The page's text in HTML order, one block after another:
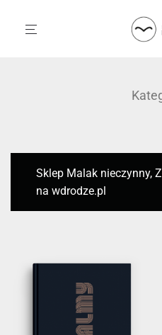
Sklep Malak nieczynny,
na wdrodze.pl